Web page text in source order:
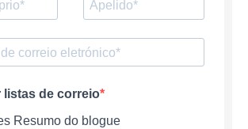
listas de correio
Resumo do blogue